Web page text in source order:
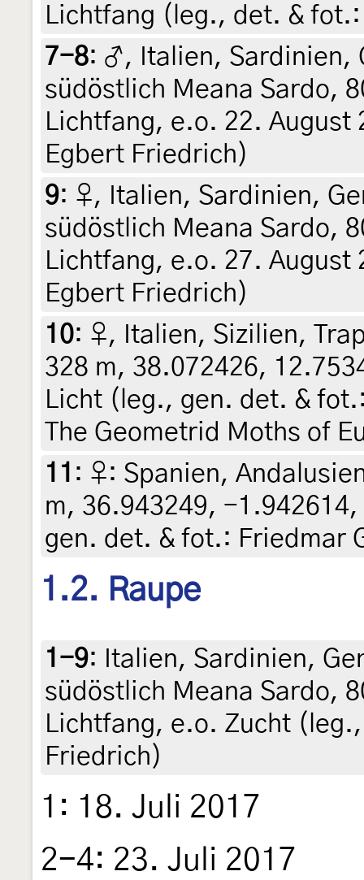
Lichtfang (leg., det. &
7-8: ♂, Italien, Sardinien,
südöstlich Meana Sardo,
Lichtfang, e.o. 22.
Egbert Friedrich)
9: ♀, Italien, Sardinien,
südöstlich Meana Sardo,
Lichtfang, e.o. 27.
Egbert Friedrich)
10: ♀, Italien, Sizilien,
328 m, 38.072426,
Licht (leg., gen. det. &
The Geometrid Moths of
11 : ♀: Spanien,
m, 36.943249, -
gen. det. & fot.: Friedmar
1.2. Raupe
1-9:
Italien, Sardinien,
südöstlich Meana Sardo,
Lichtfang, e.o. Zucht
Friedrich)
1: 18. Juli 2017
2-4: 23. Juli 2017